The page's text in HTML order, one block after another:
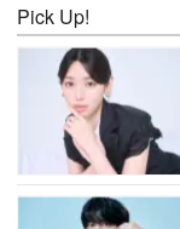
Pick Up!